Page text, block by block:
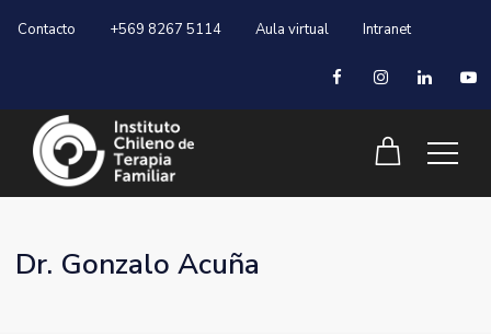
Contacto +569 8267 5114 Aula virtual Intranet
Dr. Gonzalo Acuña